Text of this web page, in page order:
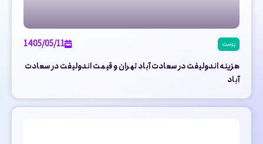
پوست
1405/05/11
هزینه اندولیفت در سعادت آباد تهران و قیمت اندولیفت در سعادت
آباد